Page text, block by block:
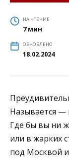
НА ЧТЕНИЕ
7 мин
ОБНОВЛЕНО
18.02.2024
Называется —
Где бы вы ни
или в жарких
под Москвой